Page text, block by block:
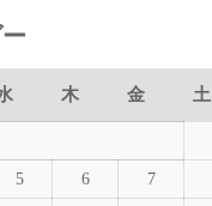
木 金 土
5 6 7